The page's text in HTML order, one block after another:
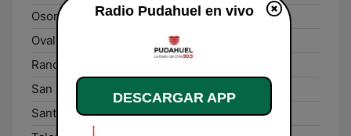
Osorno:
91.9 FM
Ovalle:
Rancagua:
San Antonio:
Santiago: 90.5 FM
Radio Pudahuel en vivo
DESCARGAR APP